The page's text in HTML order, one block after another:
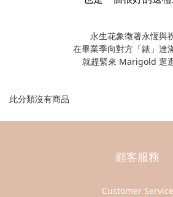
永生花象徵著永恆與
在畢業季向對方「錶」達
就趕緊來 Marigold 逛
此分類沒有商品
顧客服務
Customer Service